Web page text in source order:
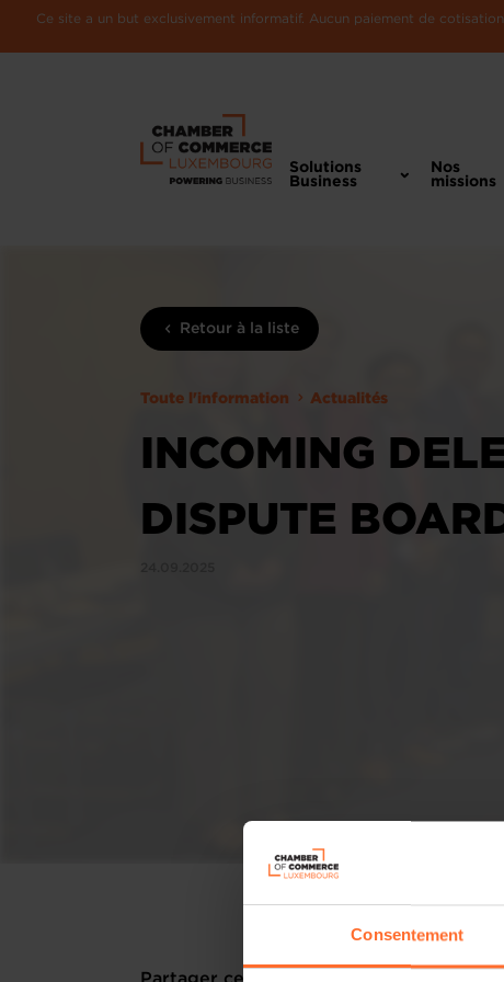
Consentement
Ce site a un but exclusivement informatif. Aucun paiement de
Solutions
Business
Nos
missions
Retour à la liste
Toute l'information Actualités
INCOMING
DISPUTE